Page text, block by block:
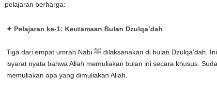
pelajaran berharga:
✦ Pelajaran ke-1: Keutamaan Bulan Dzulqa’dah
Tiga dari empat umrah Nabi ﷺ dilaksanakan di bulan Dzulqa’dah. Ini bukan kebetulan, melainkan
isyarat nyata bahwa Allah memuliakan bulan ini secara khusus.
memuliakan apa yang dimuliakan Allah.